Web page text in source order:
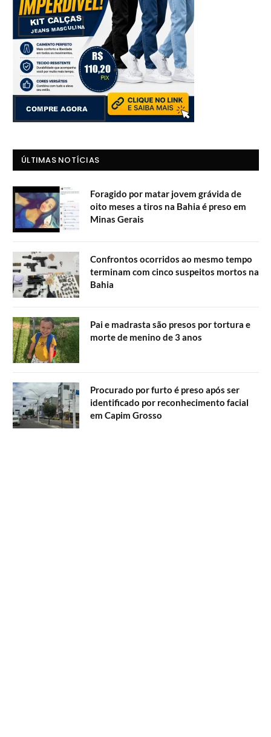
ÚLTIMAS NOTÍCIAS
Foragido por matar jovem grávida de
oito meses a tiros na Bahia é preso em
Minas Gerais
Confrontos ocorridos ao mesmo tempo
terminam com cinco suspeitos mortos na
Bahia
Pai e madrasta são presos por tortura e
morte de menino de 3 anos
Procurado por furto é preso após ser
identificado por reconhecimento facial
em Capim Grosso